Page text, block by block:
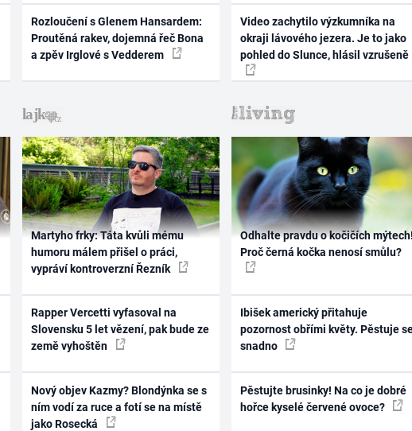
Rozloučení s Glenem Hansardem:
Proutěná rakev, dojemná řeč Bona
a zpěv Irglové s Vedderem
Video zachytilo výzkumníka na
okraji lávového jezera. Je to jako
pohled do Slunce, hlásil vzrušeně
Martyho frky: Táta kvůli mému
humoru málem přišel o práci,
vypráví kontroverzní Řezník
Rapper Vercetti vyfasoval na
Slovensku 5 let vězení, pak bude ze
země vyhoštěn
Nový objev Kazmy? Blondýnka se s
ním vodí za ruce a fotí se na místě
jako Rosecká
Odhalte pravdu o kočičích
Proč černá kočka nenosí smůlu?
Ibišek americký přitahuje
pozornost obřími květy. Pěstuje
snadno
Pěstujte brusinky! Na co je dobré
hořce kyselé červené ovoce?